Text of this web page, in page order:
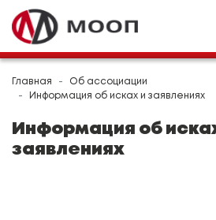
Главная
Об ассоциации
Информация об исках и заявлениях
Информация об
заявлениях